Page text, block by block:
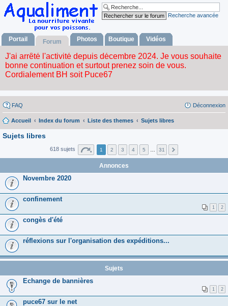
Recherche avancée
Portail Forum Photos Boutique Vidéos
FAQ Déconnexion
Accueil Index du forum Liste des themes Sujets libres
Sujets libres
618 sujets 1 2 3 4 5 31
Annonces
Novembre 2020
confinement
1 2
congès d'été
réflexions sur l'organisation des expéditions...
Sujets
Echange de bannières
1 2
puce67 sur le net